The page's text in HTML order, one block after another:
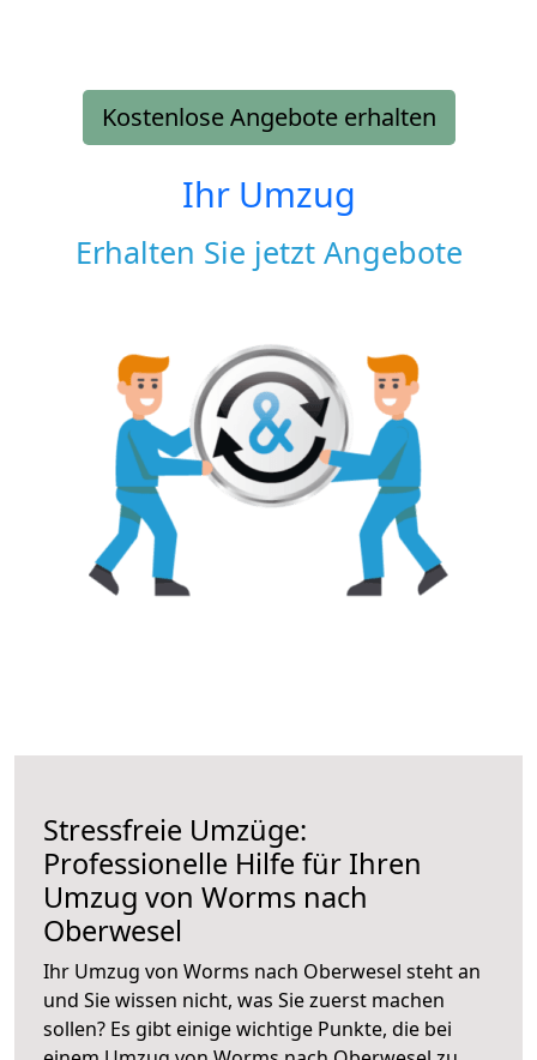
Kostenlose Angebote erhalten
Ihr Umzug
Erhalten Sie jetzt Angebote
Stressfreie Umzüge:
Professionelle Hilfe für Ihren
Umzug von Worms nach
Oberwesel
Ihr Umzug von Worms nach Oberwesel steht an
und Sie wissen nicht, was Sie zuerst machen
sollen? Es gibt einige wichtige Punkte, die bei